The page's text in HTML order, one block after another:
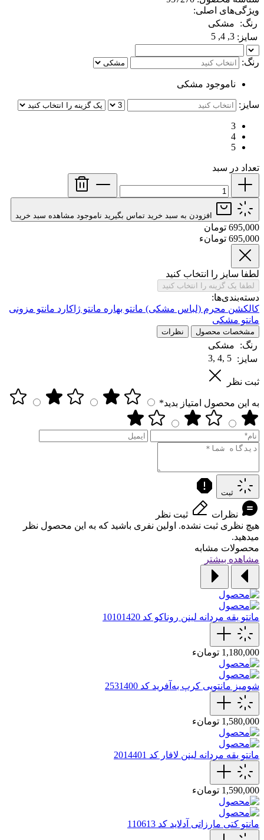
ویژگی‌های اصلی:
رنگ:
مشکی
سایز: 3, 4, 5
رنگ:
ناموجود مشکی
سایز:
3
4
5
تعداد در سبد
افزودن به سبد خرید تماس بگیرید ناموجود مشاهده سبد خرید
695,000 تومان
695,000 تومانء
لطفا سایز را انتخاب کنید
لطفا یک گزینه را انتخاب کنید
دسته‌بندی‌ها:
کالکشن محرم (لباس مشکی) مانتو بهاره مانتو ژاکارد مانتو مزونی
مانتو مشکی
مشخصات محصول نظرات
رنگ:
مشکی
سایز: 3, 4, 5
ثبت نظر
به این محصول امتیاز بدید*
ثبت
نظرات
ثبت نظر
هیچ نظری ثبت نشده. اولین نفری باشید که به این محصول نظر
میدهید.
محصولات مشابه
مشاهده بیشتر
مانتو یقه مردانه لینن روناکو کد 10101420
1,180,000 تومانء
شومیز مانتویی کرپ به‌آفرید کد 2531400
1,580,000 تومانء
مانتو یقه مردانه لینن لافار کد 2014401
1,590,000 تومانء
مانتو کتی مارزاتی آدلاید کد 110613